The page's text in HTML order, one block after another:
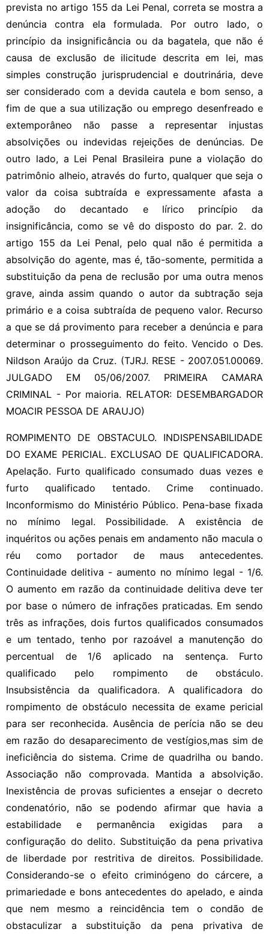
prevista no artigo 155 da Lei Penal, correta se mostra a
denúncia contra ela formulada. Por outro lado, o
princípio da insignificância ou da bagatela, que não é
causa de exclusão de ilicitude descrita em lei, mas
simples construção jurisprudencial e doutrinária, deve
ser considerado com a devida cautela e bom senso, a
fim de que a sua utilização ou emprego desenfreado e
extemporâneo não passe a representar injustas
absolvições ou indevidas rejeições de denúncias. De
outro lado, a Lei Penal Brasileira pune a violação do
patrimônio alheio, através do furto, qualquer que seja o
valor da coisa subtraída e expressamente afasta a
adoção do decantado e lírico princípio da
insignificância, como se vê do disposto do par. 2. do
artigo 155 da Lei Penal, pelo qual não é permitida a
absolvição do agente, mas é, tão-somente, permitida a
substituição da pena de reclusão por uma outra menos
grave, ainda assim quando o autor da subtração seja
primário e a coisa subtraída de pequeno valor. Recurso
a que se dá provimento para receber a denúncia e para
determinar o prosseguimento do feito. Vencido o Des.
Nildson Araújo da Cruz. (TJRJ. RESE - 2007.051.00069.
JULGADO EM 05/06/2007. PRIMEIRA CAMARA
CRIMINAL - Por maioria. RELATOR: DESEMBARGADOR
MOACIR PESSOA DE ARAUJO)
ROMPIMENTO DE OBSTACULO. INDISPENSABILIDADE
DO EXAME PERICIAL. EXCLUSAO DE QUALIFICADORA.
Apelação. Furto qualificado consumado duas vezes e
furto qualificado tentado. Crime continuado.
Inconformismo do Ministério Público. Pena-base fixada
no mínimo legal. Possibilidade. A existência de
inquéritos ou ações penais em andamento não macula o
réu como portador de maus antecedentes.
Continuidade delitiva - aumento no mínimo legal - 1/6.
O aumento em razão da continuidade delitiva deve ter
por base o número de infrações praticadas. Em sendo
três as infrações, dois furtos qualificados consumados
e um tentado, tenho por razoável a manutenção do
percentual de 1/6 aplicado na sentença. Furto
qualificado pelo rompimento de obstáculo.
Insubsistência da qualificadora. A qualificadora do
rompimento de obstáculo necessita de exame pericial
para ser reconhecida. Ausência de perícia não se deu
em razão do desaparecimento de vestígios,mas sim de
ineficiência do sistema. Crime de quadrilha ou bando.
Associação não comprovada. Mantida a absolvição.
Inexistência de provas suficientes a ensejar o decreto
condenatório, não se podendo afirmar que havia a
estabilidade e permanência exigidas para a
configuração do delito. Substituição da pena privativa
de liberdade por restritiva de direitos. Possibilidade.
Considerando-se o efeito criminógeno do cárcere, a
primariedade e bons antecedentes do apelado, e ainda
que nem mesmo a reincidência tem o condão de
obstaculizar a substituição da pena privativa de